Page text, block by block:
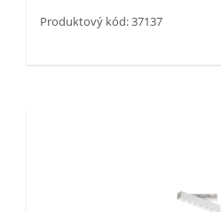
Produktový kód: 37137